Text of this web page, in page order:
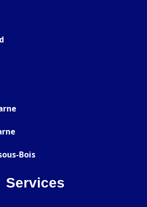
Bois
Services